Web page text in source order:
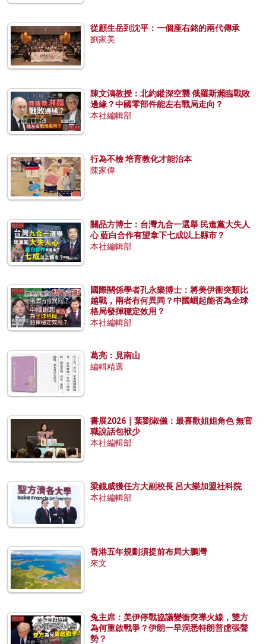
從顧生岳到沈平：一個座右銘的兩代傳承
劉家美
陳文鴻教授：北約縱深空襲 俄羅斯瀕臨戰敗
邊緣？中國零部件能左右戰局走向？
本社編輯部
行為不檢 培育教化才能治本
陳家偉
關品方博士：台灣九合一選舉 民進黨大失人
心 藍白合作有望拿下七成以上縣市？
本社編輯部
國際關係學者孔永樂博士：將美伊衝突類比
越戰，兩者有何異同？中國崛起能否為全球
格局發揮穩定效用？
本社編輯部
葛亮：見南山
編輯精選
書展2026｜葉劉淑儀：最喜歡姐姐角色 無官
職說話包袱少
本社編輯部
梁鏡威獲任方大副校長 呂大樂加盟社科院
本社編輯部
香港五年規劃須提前布局大鵬灣
來文
兔主席：美伊停戰協議變衝突導火線，雙方
為何重啟戰爭？伊朗一早洞悉特朗普虛張聲
勢？